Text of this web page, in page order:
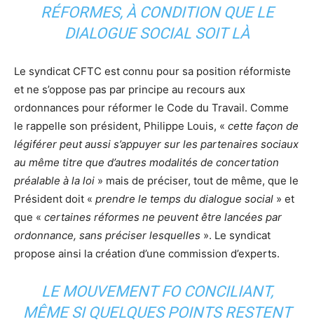
RÉFORMES, À CONDITION QUE LE
DIALOGUE SOCIAL SOIT LÀ
Le syndicat CFTC est connu pour sa position réformiste
et ne s’oppose pas par principe au recours aux
ordonnances pour réformer le Code du Travail. Comme
le rappelle son président, Philippe Louis, « cette façon de
légiférer peut aussi s’appuyer sur les partenaires sociaux
au même titre que d’autres modalités de concertation
préalable à la loi » mais de préciser, tout de même, que le
Président doit « prendre le temps du dialogue social » et
que « certaines réformes ne peuvent être lancées par
ordonnance, sans préciser lesquelles ». Le syndicat
propose ainsi la création d’une commission d’experts.
LE MOUVEMENT FO CONCILIANT,
MÊME SI QUELQUES POINTS RESTENT